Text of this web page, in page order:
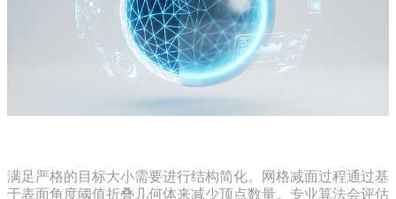
满足严格的目标大小需要进行结构简化。网格减面过程通过基
于表面角度阈值折叠几何体来减少顶点数量。专业算法会评估